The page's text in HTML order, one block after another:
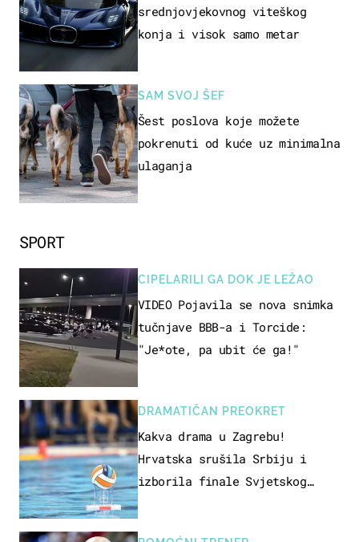
SPORT
CIPELARILI GA DOK JE LEŽAO
VIDEO Pojavila se nova snimka
tučnjave BBB-a i Torcide:
"Je*ote, pa ubit će ga!"
DRAMATIČAN PREOKRET
Kakva drama u Zagrebu!
Hrvatska srušila Srbiju i
izborila finale Svjetskog
srednjovjekovnog viteškog
konja i visok samo metar
SAM SVOJ ŠEF
Šest poslova koje možete
pokrenuti od kuće uz minimalna
ulaganja